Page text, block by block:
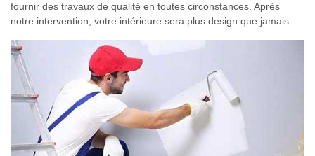
fournir des travaux de qualité en toutes circonstances. Après
notre intervention, votre intérieure sera plus design que jamais.